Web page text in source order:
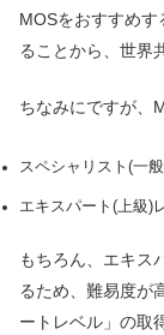
MOSをおすすめ
ることから、世界
ちなみにですが、
スペシャリスト(一
エキスパート(上級)
もちろん、エキス
るため、難易度が
ートレベル」の取